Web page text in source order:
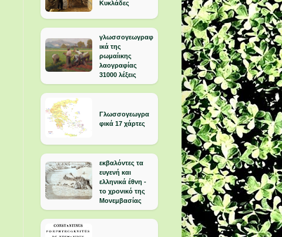
Κυκλάδες
γλωσσογεωγραφ
ικά της
ρωμαίικης
λαογραφίας
31000 λέξεις
Γλωσσογεωγρα
φικά 17 χάρτες
εκβαλόντες τα
ευγενή και
ελληνικά έθνη -
το χρονικό της
Μονεμβασίας